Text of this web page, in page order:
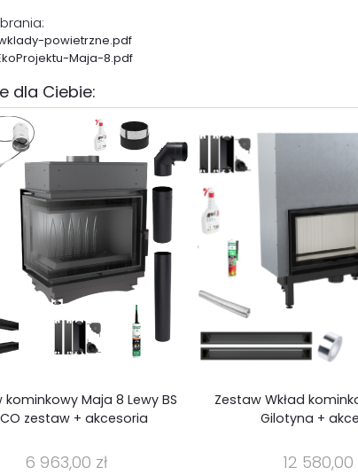
powietrzne.pdf
Maja-8.pdf
dla Ciebie:
kominkowy Maja 8 Lewy BS
zestaw + akcesoria
6 963,00 zł
Zestaw Wkład
Gilotyna +
12 580,00